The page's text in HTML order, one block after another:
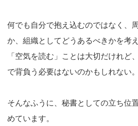
何でも自分で抱え込むのではなく、
か、組織としてどうあるべきかを考え
「空気を読む」ことは大切だけれど
で背負う必要はないのかもしれない。
そんなふうに、秘書としての立ち位
めています。